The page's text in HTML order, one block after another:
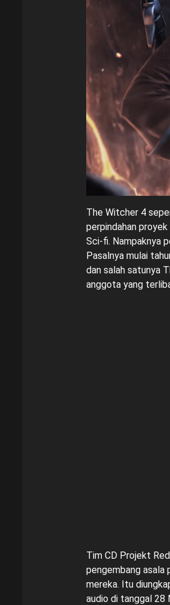
The Witcher 4
perpindahan
Sci-fi. Nampaknya
Pasalnya mulai
dan salah satunya
anggota yang
Tim CD Projekt
pengembang asala
mereka. Itu
audio di tanggal 28